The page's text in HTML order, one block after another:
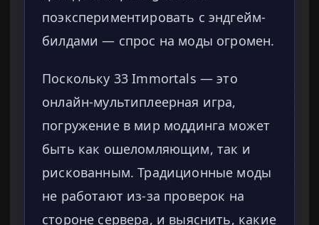
поэкспериментировать с эндгейм-
билдами — спрос на моды огромен.
Поскольку 33 Immortals — это
онлайн-мультиплеерная игра,
погружение в мир моддинга может
быть как ошеломляющим, так и
рискованным. Традиционные моды
не работают из-за проверок на
стороне сервера, и выяснить, какие